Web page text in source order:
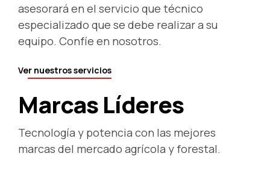
asesorará en el servicio que técnico
especializado que se debe realizar a su
equipo. Confíe en nosotros.
Ver nuestros servicios
Marcas Líderes
Tecnología y potencia con las mejores
marcas del mercado agrícola y forestal.